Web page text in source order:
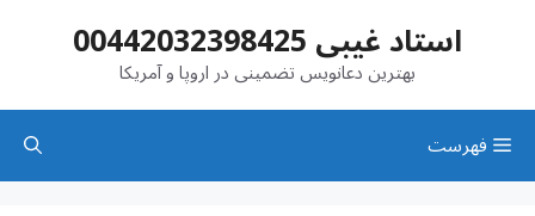
استاد غیبی 00442032398425
بهترین دعانویس تضمینی در اروپا و آمریکا
فهرست